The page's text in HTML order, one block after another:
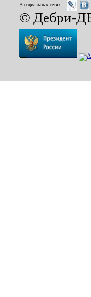
В социальных сетях:
© Дебри-